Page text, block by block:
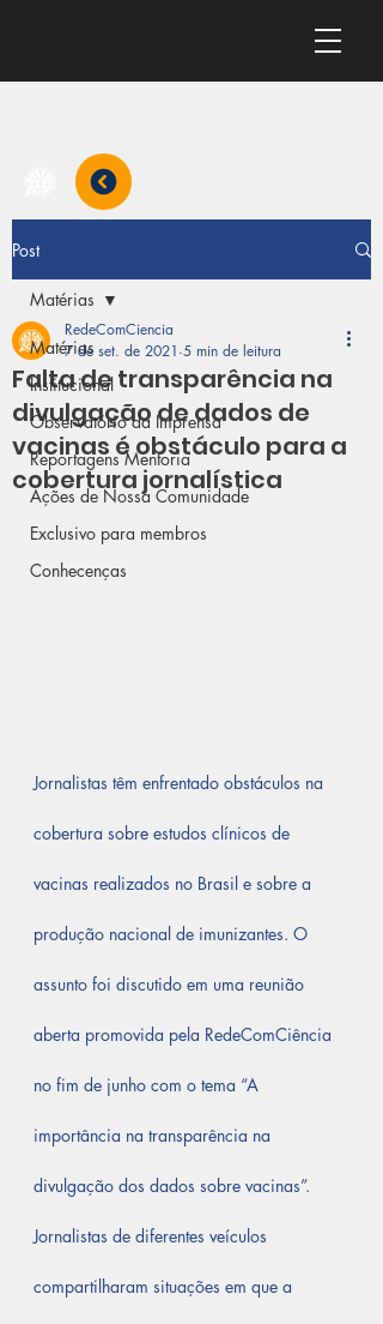
Post
Matérias
Institucional
Observatório da Imprensa
Reportagens Mentoria
Ações de Nossa Comunidade
Exclusivo para membros
Conhecenças
Matérias
Falta de transparência na
divulgação de dados de
vacinas é obstáculo para a
cobertura jornalística
RedeComCiencia
7 de set. de 2021 5 min de leitura
Jornalistas têm enfrentado obstáculos na
cobertura sobre estudos clínicos de
vacinas realizados no Brasil e sobre a
produção nacional de imunizantes. O
assunto foi discutido em uma reunião
aberta promovida pela RedeComCiência
no fim de junho com o tema “A
importância na transparência na
divulgação dos dados sobre vacinas”.
Jornalistas de diferentes veículos
compartilharam situações em que a